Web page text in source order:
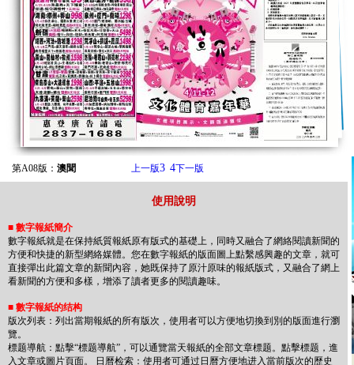
使用說明
■ 數字報紙簡介
數字報紙就是在保持紙質報紙原有版式的基礎上，同時又融合了網絡閱讀新聞的
方便和快捷的新型網絡媒體。您在數字報紙的版面圖上點繫感興趣的文章，就可
直接彈出此篇文章的新聞內容，她既保持了原汁原味的報紙版式，又融合了網上
看新聞的方便和多樣，增添了讀者更多的閱讀趣味。
■ 數字報紙的结构
版次列表：列出當期報紙的所有版次，使用者可以方便地切換到別的版面進行瀏
覽。
標题導航：點擊“標题導航”，可以通覽當天報紙的全部文章標题。點擊標题，進
入文章或圖片頁面。 日曆检索：使用者可通过日曆方便地进入當前版次的歷史
第A08版： 澳聞 上一版3 4下一版